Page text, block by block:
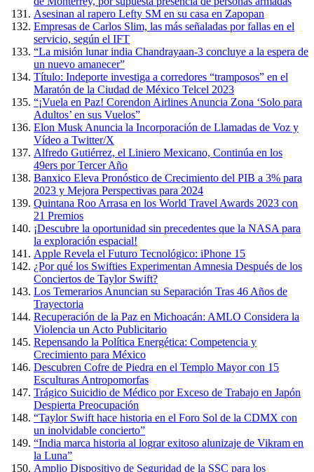
Asesinan al rapero Lefty SM en su casa en Zapopan
Empresas de Carlos Slim, las más señaladas por fallas en el
servicio, según el IFT
“La misión lunar india Chandrayaan-3 concluye a la espera de
un nuevo amanecer”
Título: Indeporte investiga a corredores “tramposos” en el
Maratón de la Ciudad de México Telcel 2023
“¡Vuela en Paz! Corendon Airlines Anuncia Zona ‘Solo para
Adultos’ en sus Vuelos”
Elon Musk Anuncia la Incorporación de Llamadas de Voz y
Vídeo a Twitter/X
Alfredo Gutiérrez, el Liniero Mexicano, Continúa en los
49ers por Tercer Año
Banxico Eleva Pronóstico de Crecimiento del PIB a 3% para
2023 y Mejora Perspectivas para 2024
Quintana Roo Arrasa en los World Travel Awards 2023 con
21 Premios
¡Descubre la oportunidad sin precedentes que la NASA para
la exploración espacial!
Apple Revela el Futuro Tecnológico: iPhone 15
¿Por qué los Swifties Experimentan Amnesia Después de los
Conciertos de Taylor Swift?
Los Temerarios Anuncian su Separación Tras 46 Años de
Trayectoria
Recuperación de la Paz en Michoacán: AMLO Considera la
Violencia un Acto Publicitario
Repensando la Política Energética: Competencia y
Crecimiento para México
Descubren Cofre de Piedra en el Templo Mayor con 15
Esculturas Antropomorfas
Trágico Suicidio de Médico por Exceso de Trabajo en Japón
Despierta Preocupación
“Taylor Swift hace historia en el Foro Sol de la CDMX con
un inolvidable concierto”
“India marca historia al lograr exitoso alunizaje de Vikram en
la Luna”
Amplio Dispositivo de Seguridad de la SSC para los